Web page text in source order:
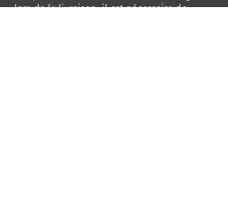
lors de la livraison, il est nécessaire de